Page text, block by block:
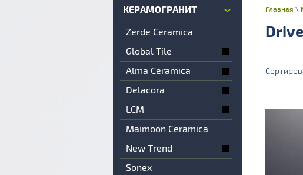
КЕРАМОГРАНИТ
Zerde Ceramica
Global Tile
Alma Ceramica
Delacora
LCM
Maimoon Ceramica
New Trend
Sonex
Главная \
Drive